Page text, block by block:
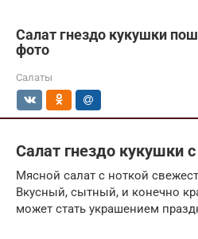
Салат гнездо кукушки
фото
Салаты
Салат гнездо кукушки
Мясной салат с ноткой
Вкусный, сытный, и конечно
может стать украшением